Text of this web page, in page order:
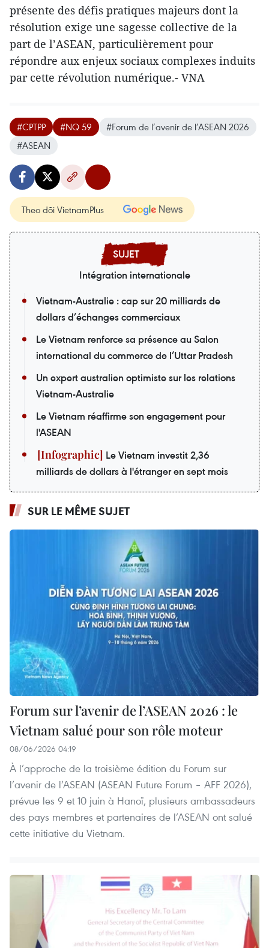
présente des défis pratiques majeurs dont la
résolution exige une sagesse collective de la
part de l’ASEAN, particulièrement pour
répondre aux enjeux sociaux complexes induits
par cette révolution numérique.- VNA
#CPTPP #NQ 59
#Forum de l’avenir de l’ASEAN 2026
#ASEAN
Theo dõi VietnamPlus
Intégration internationale
Vietnam-Australie : cap sur 20 milliards de
dollars d’échanges commerciaux
Le Vietnam renforce sa présence au Salon
international du commerce de l’Uttar Pradesh
Un expert australien optimiste sur les relations
Vietnam-Australie
Le Vietnam réaffirme son engagement pour
l'ASEAN
Le Vietnam investit 2,36
milliards de dollars à l'étranger en sept mois
SUR LE MÊME SUJET
Forum sur l’avenir de l’ASEAN 2026 : le
Vietnam salué pour son rôle moteur
08/06/2026 04:19
À l’approche de la troisième édition du Forum sur
l’avenir de l’ASEAN (ASEAN Future Forum – AFF 2026),
prévue les 9 et 10 juin à Hanoï, plusieurs ambassadeurs
des pays membres et partenaires de l’ASEAN ont salué
cette initiative du Vietnam.